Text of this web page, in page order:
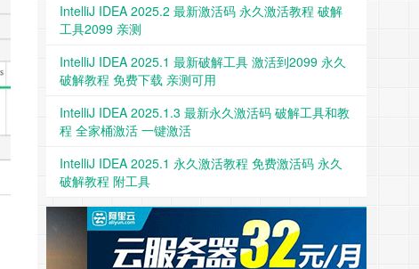
IntelliJ IDEA 2025.2 最新激活码 永久激活教程 破解
工具2099 亲测
IntelliJ IDEA 2025.1 最新破解工具 激活到2099 永久
破解教程 免费下载 亲测可用
IntelliJ IDEA 2025.1.3 最新永久激活码 破解工具和教
程 全家桶激活 一键激活
IntelliJ IDEA 2025.1 永久激活教程 免费激活码 永久
破解教程 附工具